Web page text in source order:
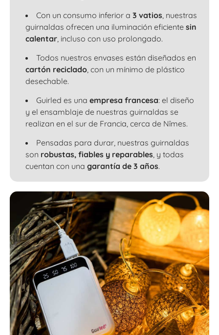
Con un consumo inferior a 3 vatios, nuestras
guirnaldas ofrecen una iluminación eficiente sin
calentar, incluso con uso prolongado.
Todos nuestros envases están diseñados en
cartón reciclado, con un mínimo de plástico
desechable.
Guirled es una empresa francesa: el diseño
y el ensamblaje de nuestras guirnaldas se
realizan en el sur de Francia, cerca de Nîmes.
Pensadas para durar, nuestras guirnaldas
son robustas, fiables y reparables, y todas
cuentan con una garantía de 3 años.